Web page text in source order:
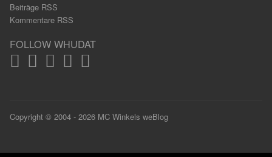
Beiträge RSS
Kommentare RSS
FOLLOW WHUDAT
Copyright © 2004 - 2026 MC Winkels weBlog